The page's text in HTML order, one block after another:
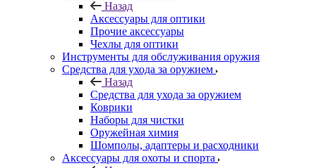
Назад
Аксессуары для оптики
Прочие аксессуары
Чехлы для оптики
Инструменты для обслуживания оружия
Средства для ухода за оружием
Назад
Средства для ухода за оружием
Коврики
Наборы для чистки
Оружейная химия
Шомполы, адаптеры и расходники
Аксессуары для охоты и спорта